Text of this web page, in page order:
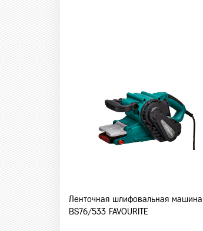
Ленточная шлифовальная машина
BS76/533 FAVOURITE